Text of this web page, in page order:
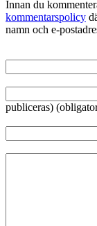
Innan du
kommentarspolicy
namn och e-
publiceras)